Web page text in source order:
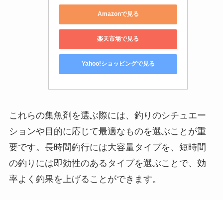
Amazonで見る
楽天市場で見る
Yahoo!ショッピングで見る
これらの集魚剤を選ぶ際には、釣りのシチュエー
ションや目的に応じて最適なものを選ぶことが重
要です。長時間釣行には大容量タイプを、短時間
の釣りには即効性のあるタイプを選ぶことで、効
率よく釣果を上げることができます。